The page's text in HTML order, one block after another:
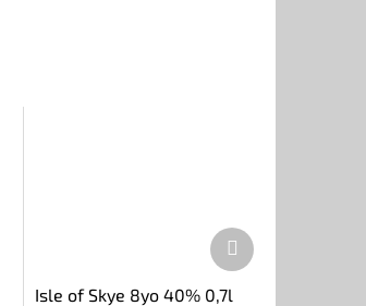
Isle of Skye 8yo 40% 0,7l
Další
produkt